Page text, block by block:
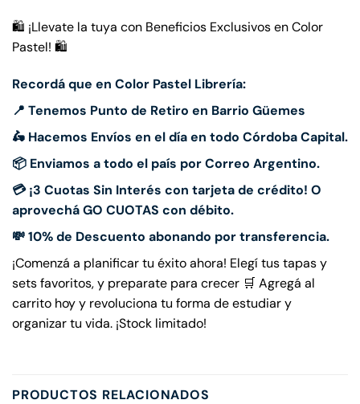
🛍️ ¡Llevate la tuya con Beneficios Exclusivos en Color
Pastel! 🛍️
Recordá que en Color Pastel Librería:
📍 Tenemos Punto de Retiro en Barrio Güemes
🛵 Hacemos Envíos en el día en todo Córdoba Capital.
📦 Enviamos a todo el país por Correo Argentino.
💳 ¡3 Cuotas Sin Interés con tarjeta de crédito! O
aprovechá GO CUOTAS con débito.
💸 10% de Descuento abonando por transferencia.
¡Comenzá a planificar tu éxito ahora! Elegí tus tapas y
sets favoritos, y preparate para crecer 🛒 Agregá al
carrito hoy y revoluciona tu forma de estudiar y
organizar tu vida. ¡Stock limitado!
PRODUCTOS RELACIONADOS